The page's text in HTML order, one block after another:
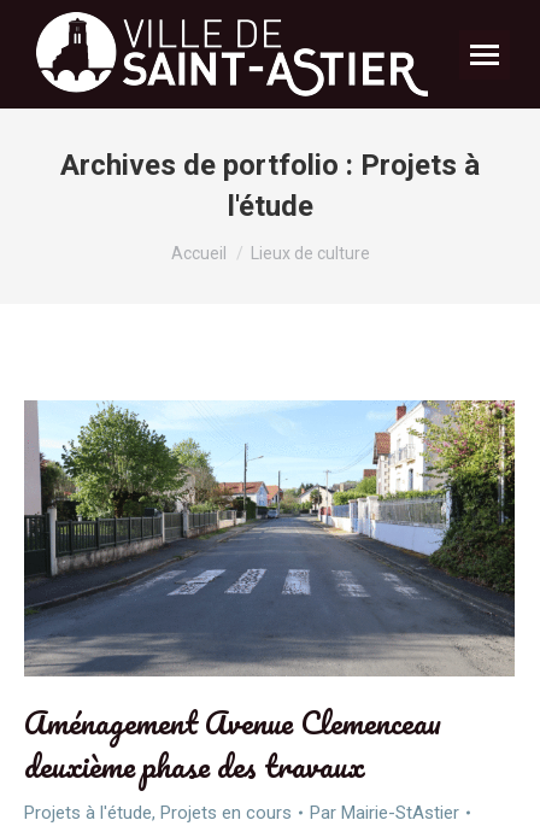
Archives de portfolio : Projets à
l'étude
Vous êtes ici :
Accueil Lieux de culture
Aménagement Avenue Clemenceau
deuxième phase des travaux
Projets à l'étude, Projets en cours Par Mairie-StAstier